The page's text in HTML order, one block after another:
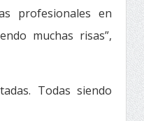
profesionales en
muchas risas”,
Todas siendo